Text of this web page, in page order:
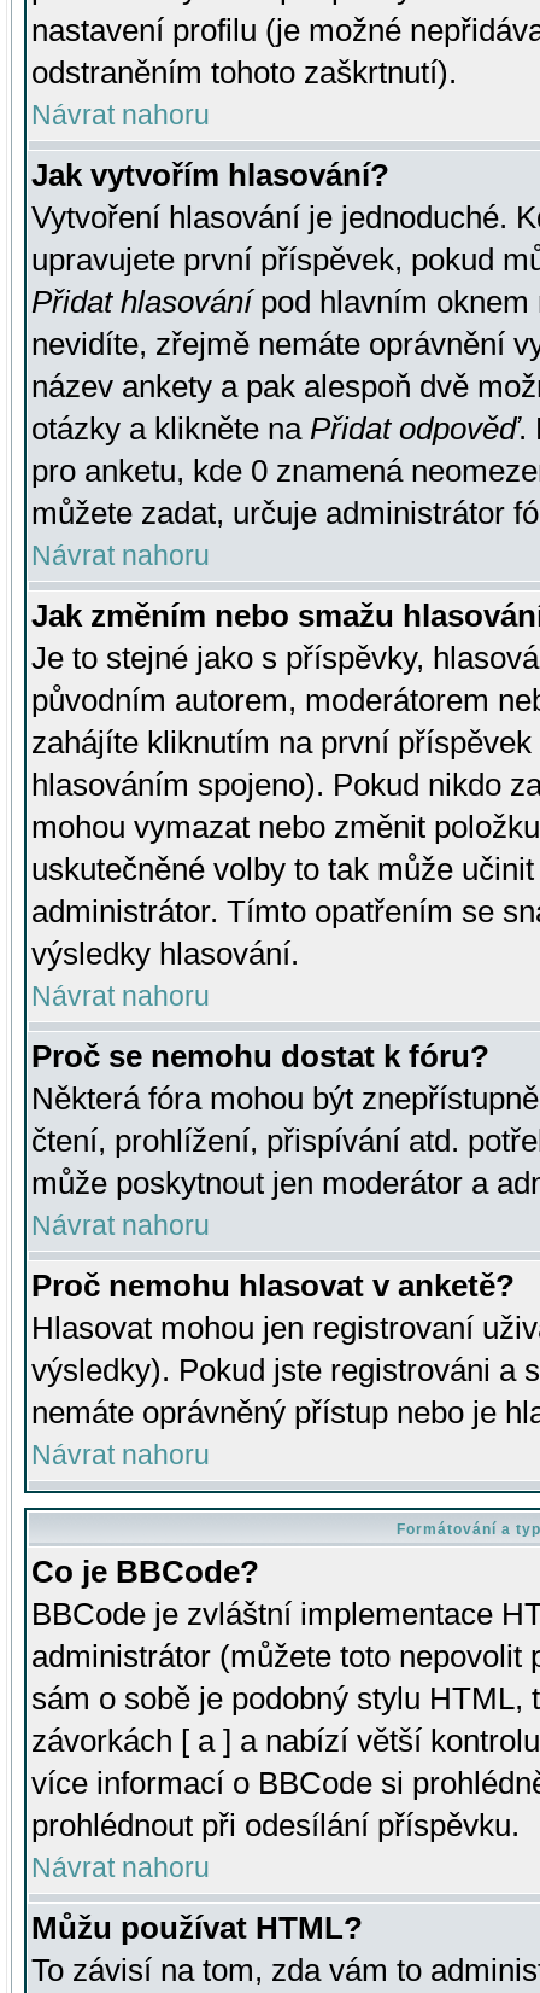
nastavení profilu (je možné
odstraněním tohoto zaškrtnutí).
Návrat nahoru
Jak vytvořím hlasování?
Vytvoření hlasování je jednoduché.
upravujete první příspěvek, pokud
Přidat hlasovánípod hlavním oknem
nevidíte, zřejmě nemáte oprávnění
název ankety a pak alespoň dvě
otázky a klikněte na Přidat odpověď.
pro anketu, kde 0 znamená
můžete zadat, určuje administrátor
Návrat nahoru
Jak změním nebo smažu
Je to stejné jako s příspěvky,
původním autorem, moderátorem
zahájíte kliknutím na první
hlasováním spojeno). Pokud nikdo
mohou vymazat nebo změnit
uskutečněné volby to tak může
administrátor. Tímto opatřením se
výsledky hlasování.
Návrat nahoru
Proč se nemohu dostat k fóru?
Některá fóra mohou být
čtení, prohlížení, přispívání atd.
může poskytnout jen moderátor a
Návrat nahoru
Proč nemohu hlasovat v anketě?
Hlasovat mohou jen registrovaní
výsledky). Pokud jste registrováni a
nemáte oprávněný přístup nebo je
Návrat nahoru
Formátování a
Co je BBCode?
BBCode je zvláštní implementace
administrátor (můžete toto
sám o sobě je podobný stylu HTML,
závorkách [ a ] a nabízí větší
více informací o BBCode si
prohlédnout při odesílání příspěvku.
Návrat nahoru
Můžu používat HTML?
To závisí na tom, zda vám to